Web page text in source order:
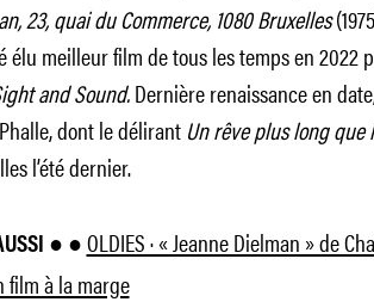
23, quai du Commerce, 1080 Bruxelles
élu meilleur film de tous les temps en 2022
and Sound.Dernière renaissance en
dont le délirant Un rêve plus long que
l’été dernier.
● ● OLDIES · « Jeanne Dielman » de
film à la marge